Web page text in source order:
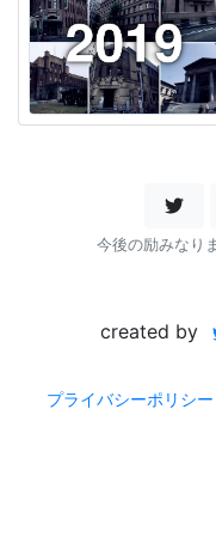
今後の励みなり
created by
プライバシーポリシー